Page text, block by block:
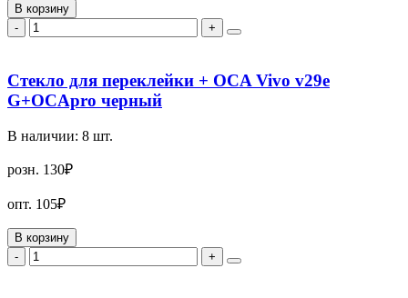
В корзину
-
+
Стекло для переклейки + OCA Vivo v29e
G+OCApro черный
В наличии: 8 шт.
розн. 130₽
опт. 105₽
В корзину
-
+